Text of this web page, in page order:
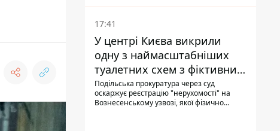
17:41
У центрі Києва викрили
одну з наймасштабніших
туалетних схем з фіктивним
будинком
Подільська прокуратура через суд
оскаржує реєстрацію "нерухомості" на
Вознесенському узвозі, якої фізично